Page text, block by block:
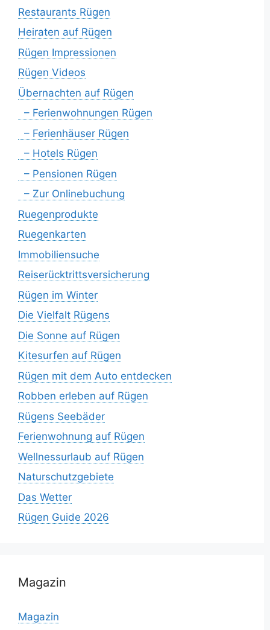
Restaurants Rügen
Heiraten auf Rügen
Rügen Impressionen
Rügen Videos
Übernachten auf Rügen
– Ferienwohnungen Rügen
– Ferienhäuser Rügen
– Hotels Rügen
– Pensionen Rügen
– Zur Onlinebuchung
Ruegenprodukte
Ruegenkarten
Immobiliensuche
Reiserücktrittsversicherung
Rügen im Winter
Die Vielfalt Rügens
Die Sonne auf Rügen
Kitesurfen auf Rügen
Rügen mit dem Auto entdecken
Robben erleben auf Rügen
Rügens Seebäder
Ferienwohnung auf Rügen
Wellnessurlaub auf Rügen
Naturschutzgebiete
Das Wetter
Rügen Guide 2026
Magazin
Magazin